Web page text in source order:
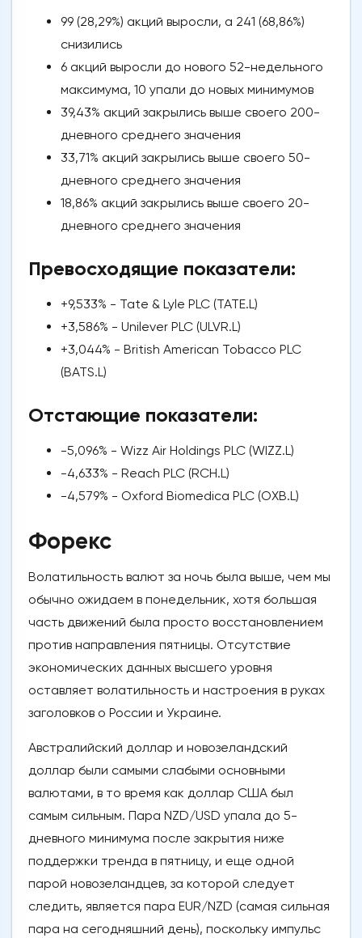
99 (28,29%) акций выросли, а 241 (68,86%)
снизились
6 акций выросли до нового 52-недельного
максимума, 10 упали до новых минимумов
39,43% акций закрылись выше своего 200-
дневного среднего значения
33,71% акций закрылись выше своего 50-
дневного среднего значения
18,86% акций закрылись выше своего 20-
дневного среднего значения
Превосходящие показатели:
+9,533% - Tate & Lyle PLC (TATE.L)
+3,586% - Unilever PLC (ULVR.L)
+3,044% - British American Tobacco PLC
(BATS.L)
Отстающие показатели:
-5,096% - Wizz Air Holdings PLC (WIZZ.L)
-4,633% - Reach PLC (RCH.L)
-4,579% - Oxford Biomedica PLC (OXB.L)
Форекс
Волатильность валют за ночь была выше, чем мы
обычно ожидаем в понедельник, хотя большая
часть движений была просто восстановлением
против направления пятницы. Отсутствие
экономических данных высшего уровня
оставляет волатильность и настроения в руках
заголовков о России и Украине.
Австралийский доллар и новозеландский
доллар были самыми слабыми основными
валютами, в то время как доллар США был
самым сильным. Пара NZD/USD упала до 5-
дневного минимума после закрытия ниже
поддержки тренда в пятницу, и еще одной
парой новозеландцев, за которой следует
следить, является пара EUR/NZD (самая сильная
пара на сегодняшний день), поскольку импульс